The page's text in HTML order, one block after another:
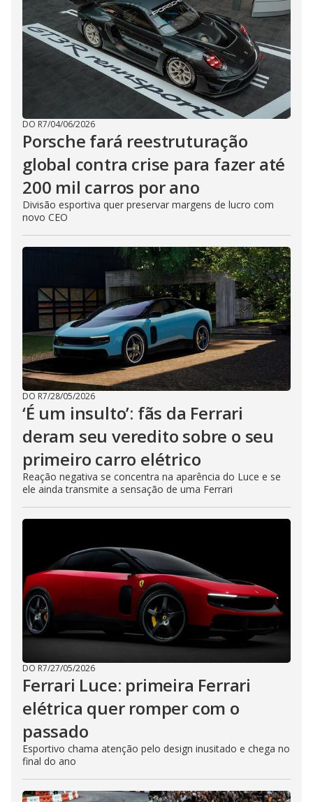
DO R7/04/06/2026
Porsche fará reestruturação
global contra crise para fazer até
200 mil carros por ano
Divisão esportiva quer preservar margens de lucro com
novo CEO
DO R7/28/05/2026
‘É um insulto’: fãs da Ferrari
deram seu veredito sobre o seu
primeiro carro elétrico
Reação negativa se concentra na aparência do Luce e se
ele ainda transmite a sensação de uma Ferrari
DO R7/27/05/2026
Ferrari Luce: primeira Ferrari
elétrica quer romper com o
passado
Esportivo chama atenção pelo design inusitado e chega no
final do ano